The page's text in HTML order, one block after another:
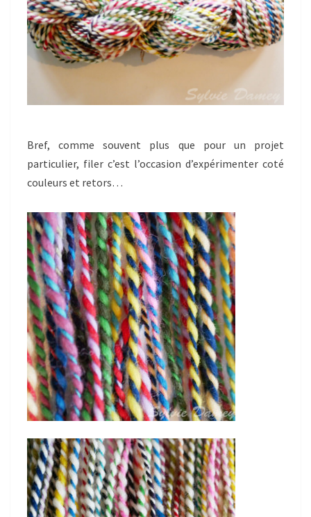
Bref, comme souvent plus que pour un projet
particulier, filer c’est l’occasion d’expérimenter coté
couleurs et retors…